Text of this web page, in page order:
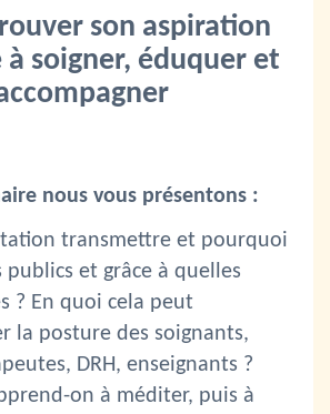
son aspiration
soigner, éduquer et
nous vous présentons :
transmettre et pourquoi
publics et grâce à quelles
? En quoi cela peut
la posture des soignants,
DRH, enseignants ?
on à méditer, puis à